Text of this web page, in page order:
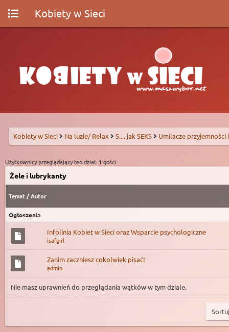
Kobiety w Sieci
Kobiety w Sieci Na luzie/ Relax S.... jak SEKS Umilacze
Użytkownicy przeglądający ten dział: 1 gości
Żele i lubrykanty
Temat /Autor
Ogłoszenia
Infolinia Kobiet w Sieci oraz Wsparcie psychologiczne
isafgirl
Zanim zaczniesz cokolwiek pisać!
admin
Nie masz uprawnień do przeglądania wątków w tym dziale.